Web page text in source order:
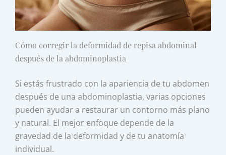
Cómo corregir la deformidad de repisa abdominal
después de la abdominoplastia
Si estás frustrado con la apariencia de tu abdomen
después de una abdominoplastia, varias opciones
pueden ayudar a restaurar un contorno más plano
y natural. El mejor enfoque depende de la
gravedad de la deformidad y de tu anatomía
individual.